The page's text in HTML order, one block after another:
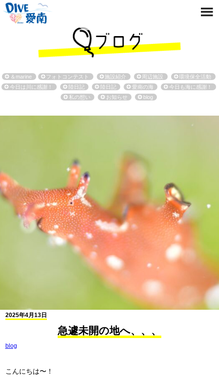
＆marine フォトコンテスト 施設紹介 周辺施設
環境保全活動
今日は川に感謝！
陸日記 陸日記 愛南の海
今日も海に感謝！
私の想い
お知らせ blog
2025年4月13日
急遽未開の地へ、、、
blog
こんにちは〜！